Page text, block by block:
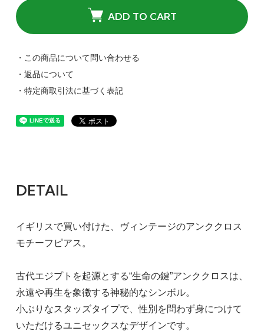
ADD TO CART
・この商品について問い合わせる
・返品について
・特定商取引法に基づく表記
DETAIL
イギリスで買い付けた、ヴィンテージのアンククロス
モチーフピアス。
古代エジプトを起源とする“生命の鍵”アンククロスは、
永遠や再生を象徴する神秘的なシンボル。
小ぶりなスタッズタイプで、性別を問わず身につけて
いただけるユニセックスなデザインです。